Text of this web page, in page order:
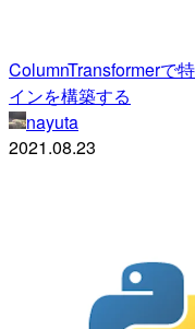
ColumnTransformerで
インを構築する
nayuta
2021.08.23